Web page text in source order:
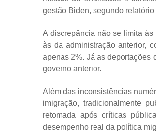
gestão Biden, segundo relatório
A discrepância não se limita
às da administração anterior,
apenas 2%. Já as deportações
governo anterior.
Além das inconsistências
imigração, tradicionalmente
retomada após críticas
desempenho real da política